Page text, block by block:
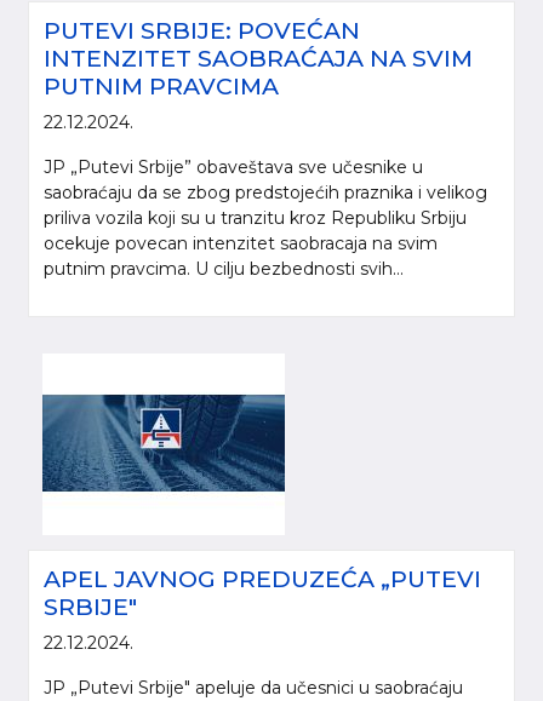
PUTEVI SRBIJE: POVEĆAN
INTENZITET SAOBRAĆAJA NA SVIM
PUTNIM PRAVCIMA
22.12.2024.
JP „Putevi Srbije” obaveštava sve učesnike u
saobraćaju da se zbog predstojećih praznika i velikog
priliva vozila koji su u tranzitu kroz Republiku Srbiju
ocekuje povecan intenzitet saobracaja na svim
putnim pravcima. U cilju bezbednosti svih...
APEL JAVNOG PREDUZEĆA „PUTEVI
SRBIJE"
22.12.2024.
JP „Putevi Srbije" apeluje da učesnici u saobraćaju